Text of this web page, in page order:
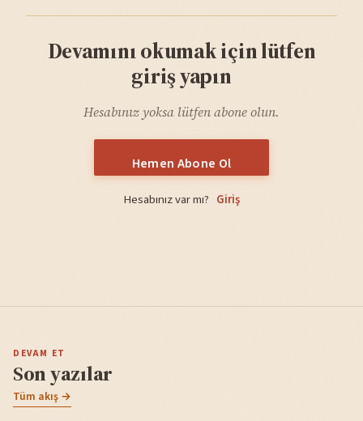
Devamını okumak için lütfen
giriş yapın
Hesabınız yoksa lütfen abone olun.
Hemen Abone Ol
Hesabınız var mı? Giriş
DEVAM ET
Son yazılar
Tüm akış →